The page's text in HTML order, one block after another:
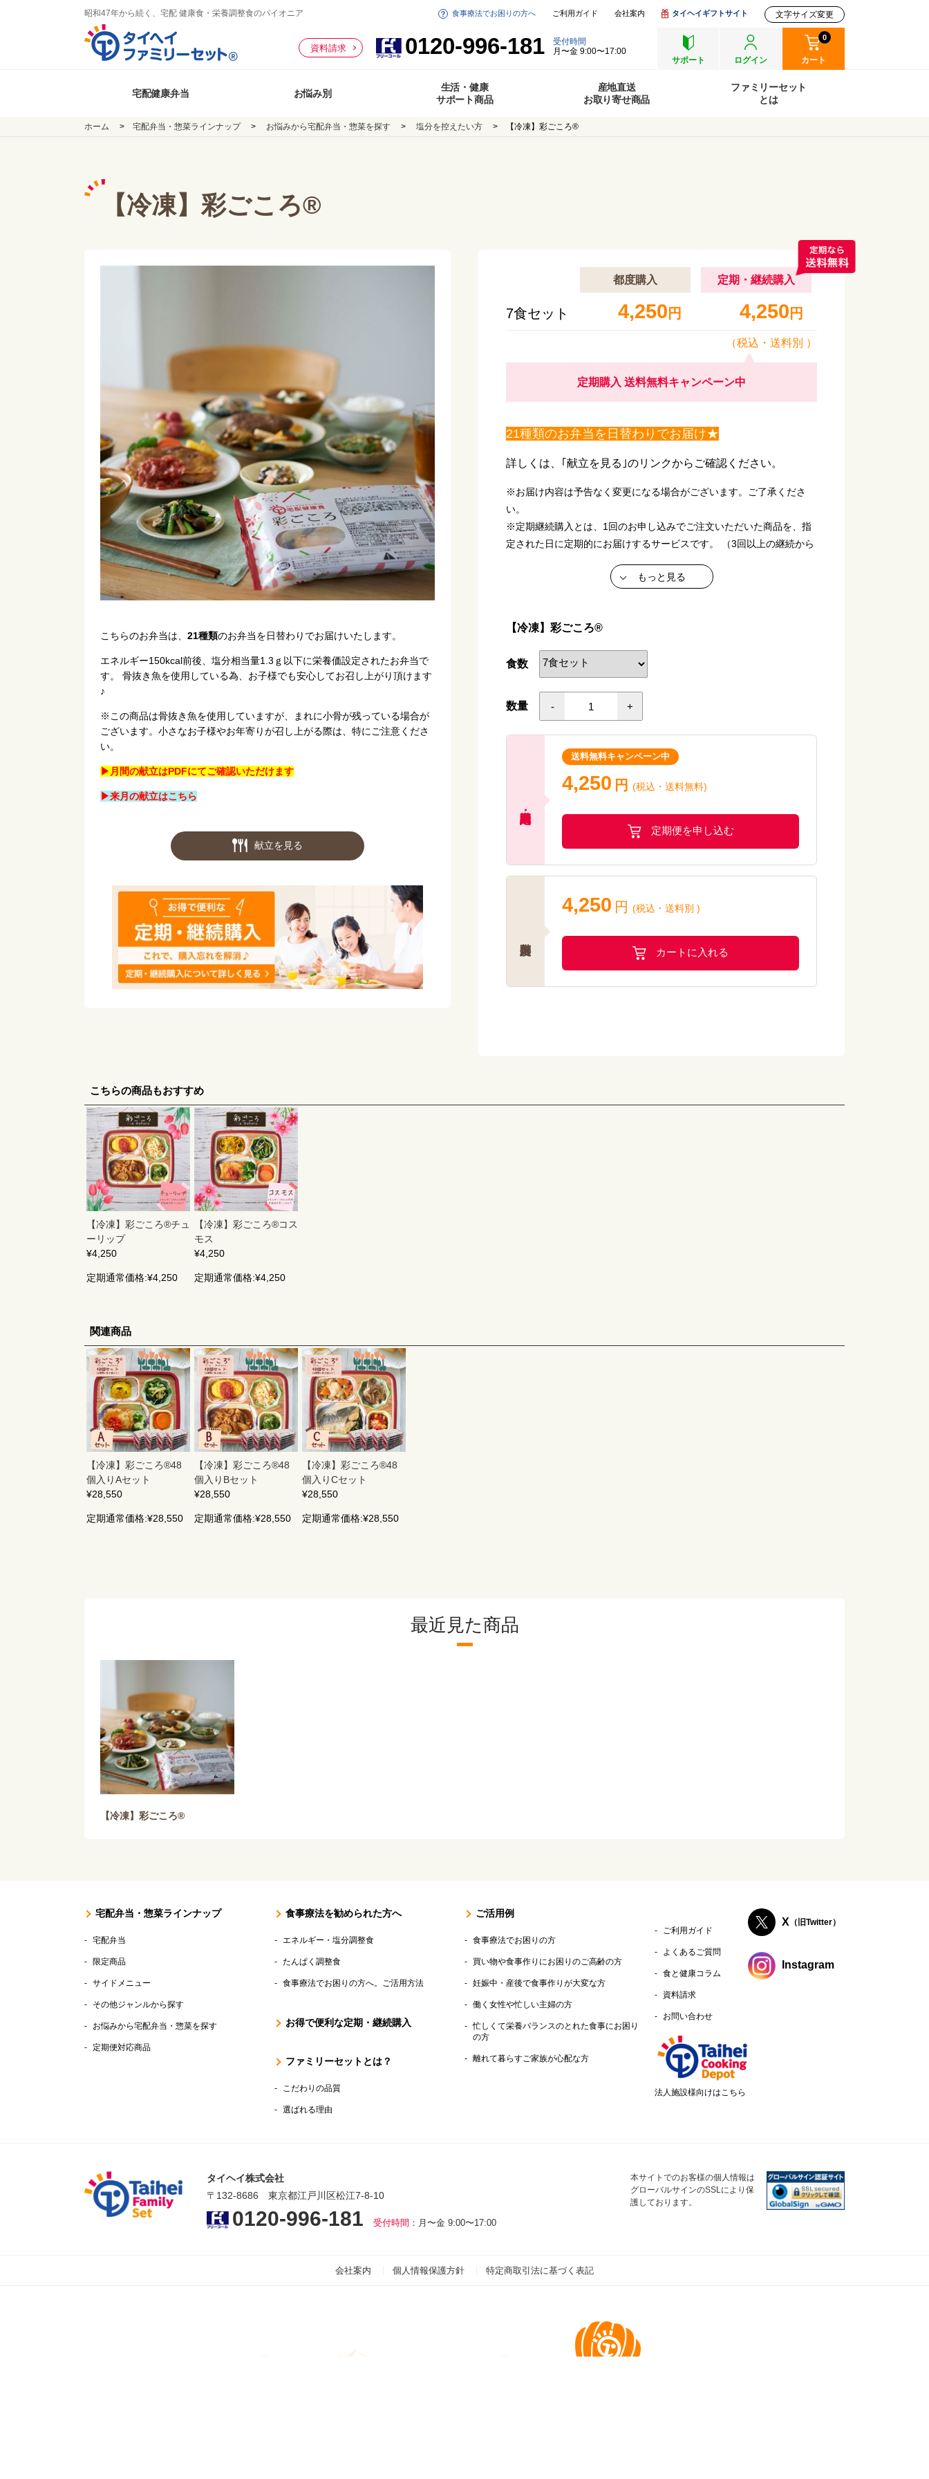
昭和47年から続く、宅配 健康食・栄養調整食のパイオニア
資料請求 0120-996-181
受付時間
月〜金 9:00〜17:00
サポート
ログイン カート
0
食事療法でお困りの方へ ご利用ガイド 会社案内 タイヘイギフトサイト 文字サイズ変更
宅配健康弁当 お悩み別
生活・健康
サポート商品
産地直送
お取り寄せ商品
ファミリーセット
とは
ホーム 宅配弁当・惣菜ラインナップ お悩みから宅配弁当・惣菜を探す 塩分を控えたい方 【冷凍】彩ごころ®
【冷凍】彩ごころ®
こちらのお弁当は、 21種類のお弁当を日替わりでお届けいたします。
エネルギー150kcal前後、塩分相当量1.3ｇ以下に栄養価設定されたお弁当で
す。 骨抜き魚を使用している為、お子様でも安心してお召し上がり頂けます
♪
※この商品は骨抜き魚を使用していますが、まれに小骨が残っている場合が
ございます。小さなお子様やお年寄りが召し上がる際は、特にご注意くださ
い。
▶月間の献立はPDFにてご確認いただけます
▶来月の献立はこちら
献立を見る
都度購入 定期 ・継続購入
7食セット 4,250 円 4,250 円
（税込・ 送料別 ）
定期購入 送料無料キャンペーン中
21種類のお弁当を日替わりでお届け★
詳しくは、｢献立を見る｣のリンクからご確認ください。
※お届け内容は予告なく変更になる場合がございます。ご了承くださ
い。
※定期継続購入とは、1回のお申し込みでご注文いただいた商品を、指
定された日に定期的にお届けするサービスです。 （3回以上の継続から
もっと見る
【冷凍】彩ごころ®
食数
数量 - +
送料無料キャンペーン中
4,250 円 (税込・送料無料)
定期便を申し込む
4,250 円(税込 ・送料別 )
カートに入れる
こちらの商品もおすすめ
【冷凍】彩ごころ®チュ
ーリップ
¥4,250
定期通常価格:¥4,250
【冷凍】彩ごころ®コス
モス
¥4,250
定期通常価格:¥4,250
関連商品
【冷凍】彩ごころ®48
個入りAセット
¥28,550
定期通常価格:¥28,550
【冷凍】彩ごころ®48
個入りBセット
¥28,550
定期通常価格:¥28,550
【冷凍】彩ごころ®48
個入りCセット
¥28,550
定期通常価格:¥28,550
最近見た商品
【冷凍】彩ごころ®
宅配弁当・惣菜ラインナップ
宅配弁当
限定商品
サイドメニュー
その他ジャンルから探す
お悩みから宅配弁当・惣菜を探す
定期便対応商品
食事療法を勧められた方へ
エネルギー・塩分調整食
たんぱく調整食
食事療法でお困りの方へ。ご活用方法
お得で便利な定期・継続購入
ファミリーセットとは？
こだわりの品質
選ばれる理由
ご活用例
食事療法でお困りの方
買い物や食事作りにお困りのご高齢の方
妊娠中・産後で食事作りが大変な方
働く女性や忙しい主婦の方
忙しくて栄養バランスのとれた食事にお困り
の方
離れて暮らすご家族が心配な方
ご利用ガイド
よくあるご質問
食と健康コラム
資料請求
お問い合わせ
法人施設様向けはこちら
X （旧Twitter）
Instagram
タイヘイ株式会社
〒132-8686 東京都江戸川区松江7-8-10
0120-996-181 受付時間 ：月〜金 9:00〜17:00
本サイトでのお客様の個人情報は
グローバルサインのSSLにより保
護しております。
会社案内 個人情報保護方針 特定商取引法に基づく表記